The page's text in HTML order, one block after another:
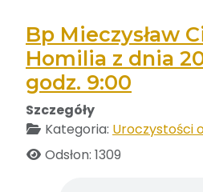
Bp Mieczysław
Homilia z dnia
godz. 9:00
Szczegóły
Kategoria: Uroczystości
Odsłon: 1309